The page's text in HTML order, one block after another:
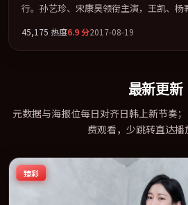
行。孙艺珍、宋康昊领衔主演，王凯、杨
叙事、表演与视听上力求统一。定于
平台同步亮相，2017 年度话题片中口碑
45,175 热度6.9分2017-08-19
最新更新
元数据与海报位每日对齐日韩上新节奏
费观看，少跳转直达播
臻彩